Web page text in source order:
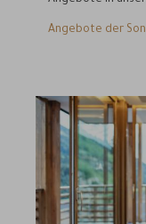
Angebote der